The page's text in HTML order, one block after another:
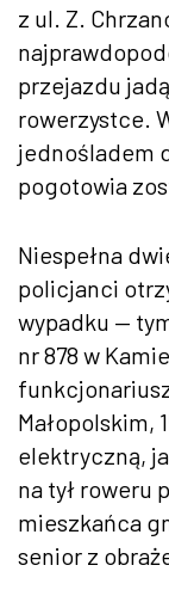
z ul. Z.
przejazdu
rowerzystce.
jednośladem
pogotowia
Niespełna
policjanci
wypadku —
nr 878 w
Małopolskim,
elektryczną,
na tył roweru
mieszkańca
senior z